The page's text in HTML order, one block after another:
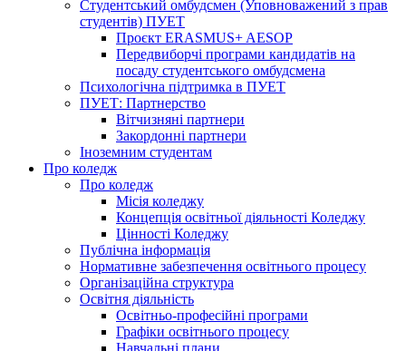
Студентський омбудсмен (Уповноважений з прав
студентів) ПУЕТ
Проєкт ERASMUS+ AESOP
Передвиборчі програми кандидатів на
посаду студентського омбудсмена
Психологічна підтримка в ПУЕТ
ПУЕТ: Партнерство
Вітчизняні партнери
Закордонні партнери
Іноземним студентам
Про коледж
Про коледж
Місія коледжу
Концепція освітньої діяльності Коледжу
Цінності Коледжу
Публічна інформація
Нормативне забезпечення освітнього процесу
Організаційна структура
Освітня діяльність
Освітньо-професійні програми
Графіки освітнього процесу
Навчальні плани